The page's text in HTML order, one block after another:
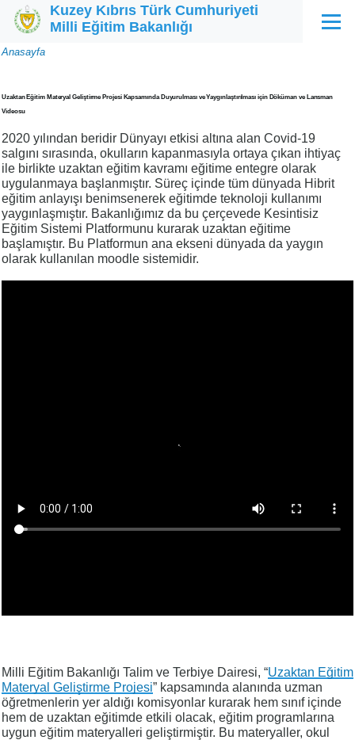
Ana içeriğe atla
Kuzey Kıbrıs Türk Cumhuriyeti
Milli Eğitim Bakanlığı
Menü
Sayfa
Anasayfa
Uzaktan Eğitim Materyal Geliştirme Projesi Kapsamında Duyurulması ve Yaygınlaştırılması için Döküman ve Lansman
Videosu
2020 yılından beridir Dünyayı etkisi altına alan Covid-19
salgını sırasında, okulların kapanmasıyla ortaya çıkan ihtiyaç
ile birlikte uzaktan eğitim kavramı eğitime entegre olarak
uygulanmaya başlanmıştır. Süreç içinde tüm dünyada Hibrit
eğitim anlayışı benimsenerek eğitimde teknoloji kullanımı
yaygınlaşmıştır. Bakanlığımız da bu çerçevede Kesintisiz
Eğitim Sistemi Platformunu kurarak uzaktan eğitime
başlamıştır. Bu Platformun ana ekseni dünyada da yaygın
olarak kullanılan moodle sistemidir.
Milli Eğitim Bakanlığı Talim ve Terbiye Dairesi, “Uzaktan Eğitim
Materyal Geliştirme Projesi” kapsamında alanında uzman
öğretmenlerin yer aldığı komisyonlar kurarak hem sınıf içinde
hem de uzaktan eğitimde etkili olacak, eğitim programlarına
uygun eğitim materyalleri geliştirmiştir. Bu materyaller, okul